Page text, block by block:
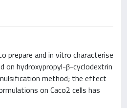
prepare and in vitro characterise
on hydroxypropyl-β-cyclodextrin
method; the effect
on Caco2 cells has